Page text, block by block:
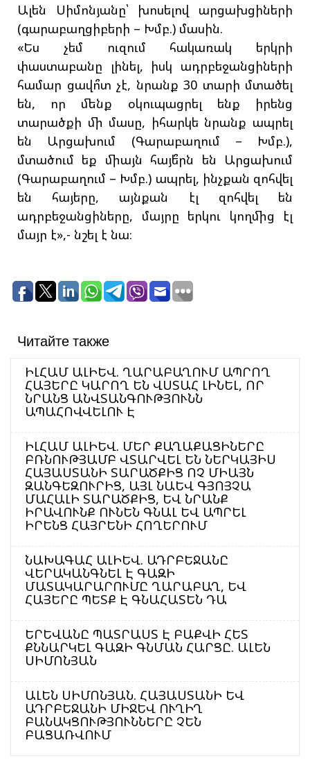
Ալեն Սիմոնյանը՝ խոսելով արցախցիների
(գարաբաղցիբերի – Խմբ.) մասին.
«Ես չեմ ուզում հակառակ երկրի
փաստաբանը լինել, իսկ ադրբեջանցիների
համար ցավո՞տ չէ, նրանք 30 տարի մտածել
են, որ մենք օկուպացրել ենք իրենց
տարածքի մի մասը, իհարկե նրանք ապրել
են Արցախում (Գարաբաղում – Խմբ.),
մտածում եք միայն հայե՞րն են Արցախում
(Գարաբաղում – Խմբ.) ապրել, ինչքան զոհվել
են հայերը, այնքան էլ զոհվել են
ադրբեջանցիները, մայրը երկու կողմից էլ
մայր է»,- նշել է նա։
Читайте также
ԻԼՀԱՄ ԱԼԻԵՎ. ՂԱՐԱԲԱՂՈՒՄ ԱՊՐՈՂ
ՀԱՅԵՐԸ ԿԱՐՈՂ ԵՆ ՎՍՏԱՀ ԼԻՆԵԼ, ՈՐ
ՆՐԱՆՑ ԱՆՎՏԱՆԳՈՒԹՅՈՒՆՆ
ԱՊԱՀՈՎՎԵԼՈՒ Է
ԻԼՀԱՄ ԱԼԻԵՎ. ՄԵՐ ՔԱՂԱՔԱՑԻՆԵՐԸ
ԲՌՆՈՒԹՅԱՄԲ ՎՏԱՐՎԵԼ ԵՆ ՆԵՐԿԱՅԻՍ
ՀԱՅԱՍՏԱՆԻ ՏԱՐԱԾՔԻՑ ՈՉ ՄԻԱՅՆ
ԶԱՆԳԵԶՈՒՐԻՑ, ԱՅԼ ՆԱԵՎ ԳՅՈՅՉԱ
ՄԱՀԱԼԻ ՏԱՐԱԾՔԻՑ, ԵՎ ՆՐԱՆՔ
ԻՐԱՎՈՒՆՔ ՈՒՆԵՆ ԳՆԱԼ ԵՎ ԱՊՐԵԼ
ԻՐԵՆՑ ՀԱՅՐԵՆԻ ՀՈՂԵՐՈՒՄ
ՆԱԽԱԳԱՀ ԱԼԻԵՎ. ԱԴՐԲԵՋԱՆԸ
ՎԵՐԱԿԱՆԳՆԵԼ Է ԳԱԶԻ
ՄԱՏԱԿԱՐԱՐՈՒՄԸ ՂԱՐԱԲԱՂ, ԵՎ
ՀԱՅԵՐԸ ՊԵՏՔ Է ԳՆԱՀԱՏԵՆ ԴԱ
ԵՐԵՎԱՆԸ ՊԱՏՐԱՍՏ Է ԲԱՔՎԻ ՀԵՏ
ՔՆՆԱՐԿԵԼ ԳԱԶԻ ԳՆՄԱՆ ՀԱՐՑԸ. ԱԼԵՆ
ՍԻՄՈՆՅԱՆ
ԱԼԵՆ ՍԻՄՈՆՅԱՆ. ՀԱՅԱՍՏԱՆԻ ԵՎ
ԱԴՐԲԵՋԱՆԻ ՄԻՋԵՎ ՈՒՂԻՂ
ԲԱՆԱԿՑՈՒԹՅՈՒՆՆԵՐԸ ՉԵՆ
ԲԱՑԱՌՎՈՒՄ